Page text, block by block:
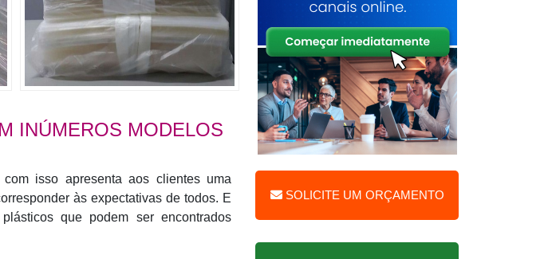
INÚMEROS MODELOS
isso apresenta aos clientes uma
às expectativas de todos. E
que podem ser encontrados
SOLICITE UM ORÇAMENTO